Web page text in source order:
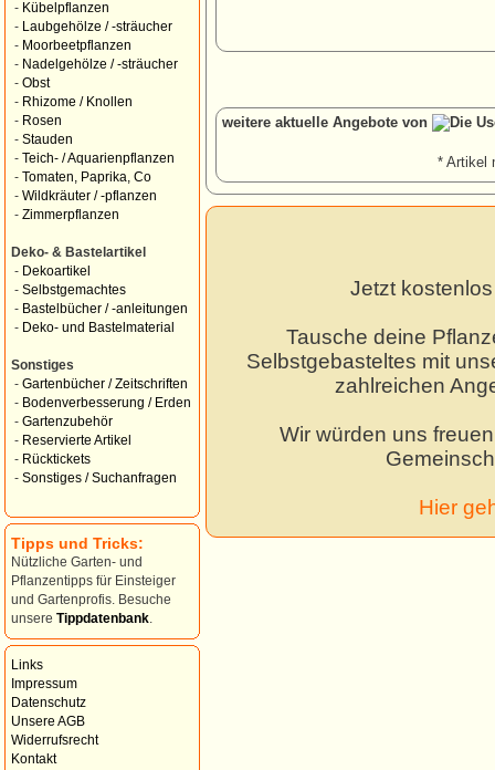
- Kübelpflanzen
-
Laubgehölze / -sträucher
- Moorbeetpflanzen
- Nadelgehölze / -sträucher
- Obst
- Rhizome / Knollen
- Rosen
- Stauden
- Teich- / Aquarienpflanzen
- Tomaten, Paprika, Co
- Wildkräuter / -pflanzen
- Zimmerpflanzen
Deko- & Bastelartikel
- Dekoartikel
- Selbstgemachtes
- Bastelbücher / -anleitungen
- Deko- und Bastelmaterial
Sonstiges
- Gartenbücher / Zeitschriften
- Bodenverbesserung / Erden
- Gartenzubehör
- Reservierte Artikel
- Rücktickets
- Sonstiges / Suchanfragen
Tipps und Tricks:
Nützliche Garten- und
Pflanzentipps für Einsteiger
und Gartenprofis. Besuche
unsere Tippdatenbank
Links
Impressum
Datenschutz
Unsere AGB
Widerrufsrecht
Kontakt
weitere aktuelle Angebote von
* Artikel
Jetzt
Tausche deine
Selbstgebasteltes mit
zahlreichen
Wir würden uns
Hier